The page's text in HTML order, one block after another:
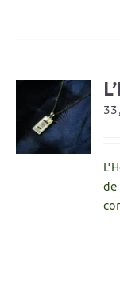
de